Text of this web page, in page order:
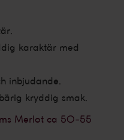
karaktär med
inbjudande.
kryddig smak.
Merlot ca 50-55